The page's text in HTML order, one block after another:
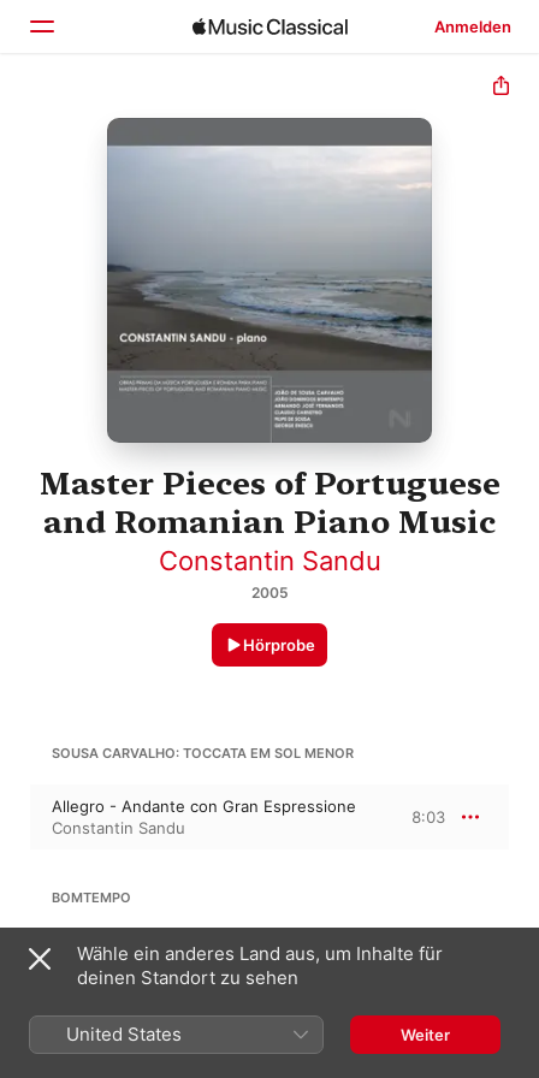
Anmelden
Startseite
Master Pieces of Portuguese
and Romanian Piano Music
Constantin Sandu
2005
Hörprobe
SOUSA CARVALHO: TOCCATA EM SOL MENOR
Allegro - Andante con Gran Espressione
Constantin Sandu
8:03
BOMTEMPO
Sensibles" De Mozart, Op. 21
Constantin Sandu
10:27
A. J. FERNANDES: CINCO PRELÚDIOS
Wähle ein anderes Land aus, um Inhalte für
deinen Standort zu sehen
United States Weiter